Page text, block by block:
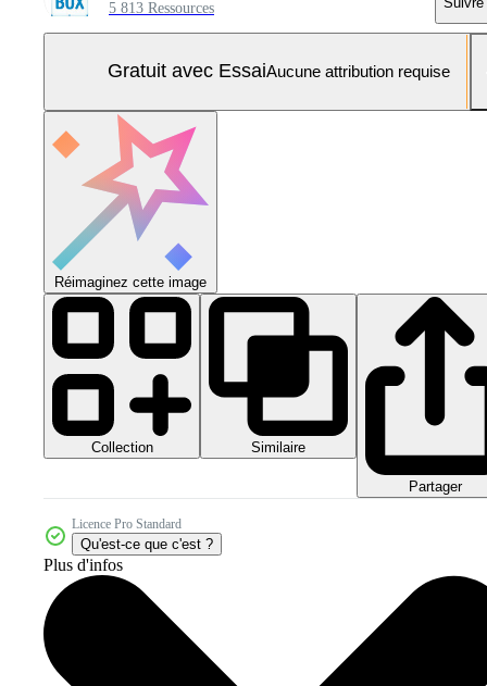
5 813 Ressources
Gratuit avec EssaiAucune attribution requise
Réimaginez cette image
Collection Similaire
Partager
Licence Pro Standard
Qu'est-ce que c'est ?
Plus d'infos